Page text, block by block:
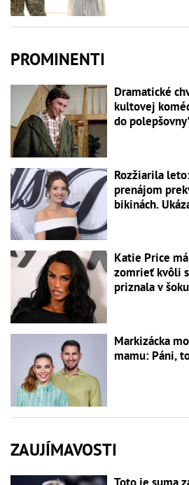
PROMINENTI
Dramatické
kultovej
do
Rozžiarila
prenájom
bikinách.
Katie Price
zomrieť kvôli
priznala v
Markizácka
mamu: Páni,
ZAUJÍMAVOSTI